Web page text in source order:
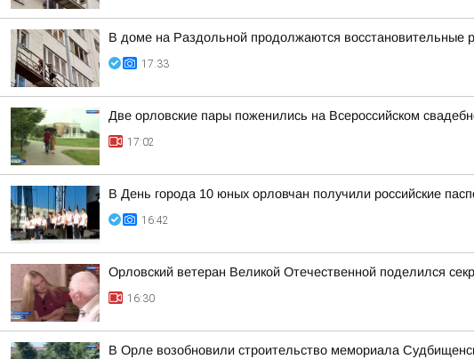
В доме на Раздольной продолжаются восстановительные
17:33
Две орловские пары поженились на Всероссийском
17:02
В День города 10 юных орловчан получили российские
16:42
Орловский ветеран Великой Отечественной поделился
16:30
В Орле возобновили строительство мемориала